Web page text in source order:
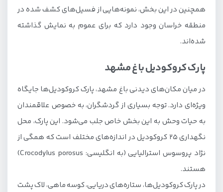
همچنین در این بخش، نمونه‌هایی از فسیل‌های کشف شده در
منطقه خراسان وجود دارد که برای عموم به نمایش گذاشته
شده‌اند.
پارک کروکودیل باغ مشهد
در میان مکان‌های دیدنی باغ مشهد، پارک کروکودیل‌ها جایگاه
ویژه‌ای دارد. توجه بسیاری از گردشگران، به خصوص علاقمندان
به حیات وحش به این بخش خاص جلب می‌شود. این پارک، محل
نگهداری 25 کروکودیل در اندازه‌های مختلف است که همگی از
نژاد پروسوس استرالیایی (به انگلیسی: Crocodylus porosus)
هستند.
در پارک کروکودیل‌ها، ستاره‌های دریایی، کوسه ماهی، لاک پشت